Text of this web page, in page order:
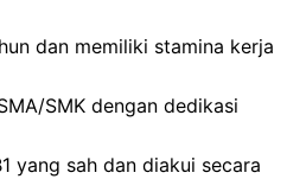
dan memiliki stamina kerja
SMK dengan dedikasi
yang sah dan diakui secara